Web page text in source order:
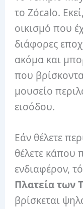
το Zócalo.
οικισμό που
διάφορες
ακόμα και
που
μουσείο
εισόδου.
Εάν θέλετε
θέλετε κάπου
ενδιαφέρον,
Πλατεία των
βρίσκεται